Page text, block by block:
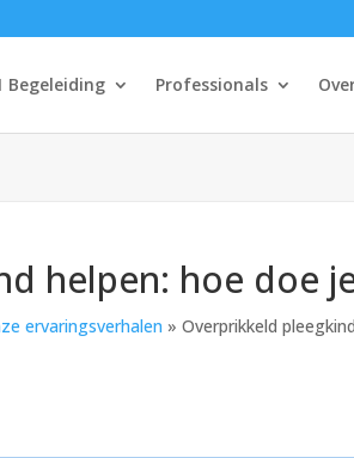
Begeleiding Professionals
helpen: hoe doe
ervaringsverhalen » Overprikkeld